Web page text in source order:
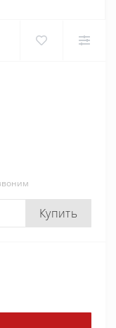
Купить